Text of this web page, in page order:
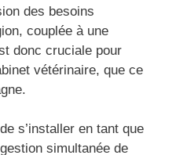
des besoins
couplée à une
donc cruciale pour
vétérinaire, que ce
s’installer en tant que
simultanée de